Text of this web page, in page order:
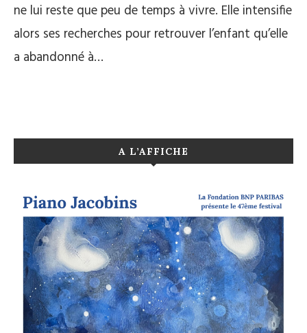
ne lui reste que peu de temps à vivre. Elle intensifie
alors ses recherches pour retrouver l’enfant qu’elle
a abandonné à…
A L’AFFICHE